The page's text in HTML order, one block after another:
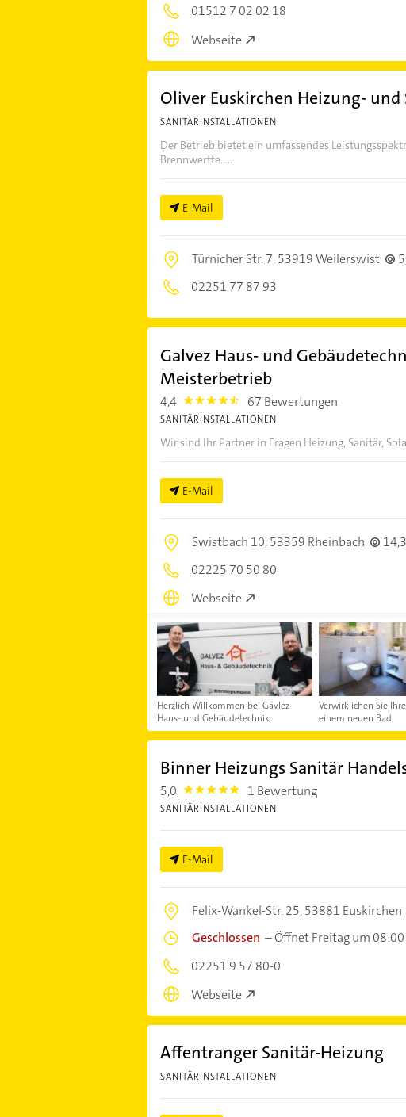
01512 7 02 02 18
Webseite
Oliver Euskirchen Heizung- und
SANITÄRINSTALLATIONEN
Der Betrieb bietet ein umfassendes
Brennwertte.....
E-Mail
Türnicher Str. 7,53919 Weilerswist
02251 77 87 93
Galvez Haus- und
Meisterbetrieb
4,4 4.4 67 Bewertungen
SANITÄRINSTALLATIONEN
Wir sind Ihr Partner in Fragen Heizung, Sanitär,
E-Mail
Swistbach 10,53359 Rheinbach
02225 70 50 80
Webseite
Herzlich Willkommen bei Gavlez
Haus- und Gebäudetechnik
Verwirklichen Sie
einem neuen Bad
Binner Heizungs Sanitär
5,0 5.0 1 Bewertung
SANITÄRINSTALLATIONEN
E-Mail
Felix-Wankel-Str. 25,53881 Euskirchen
Geschlossen –Öffnet Freitag um 08:00
02251 9 57 80-0
Webseite
Affentranger Sanitär-Heizung
SANITÄRINSTALLATIONEN